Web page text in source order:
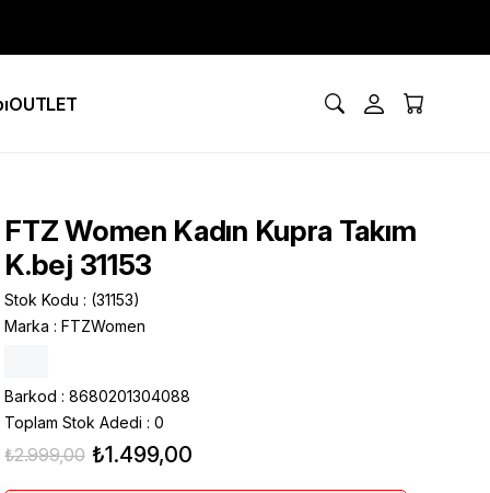
OUTLET
FTZ Women Kadın Kupra Takım
K.bej 31153
Stok Kodu
(31153)
Marka : FTZWomen
Barkod : 8680201304088
Toplam Stok Adedi : 0
₺2.999,00 ₺1.499,00